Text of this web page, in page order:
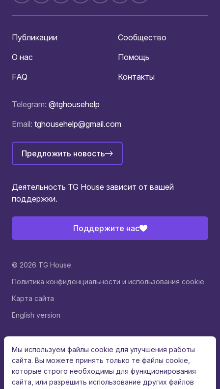
Telegram: @tghousehelp
Email: tghousehelp@gmail.com
Предложить новость
Публикации
Сообщество
О нас
Помощь
FAQ
Контакты
Деятельность TG House зависит от вашей
поддержки.
Поддержите нас
© 2026 TG House
Политика конфиденциальности и использования cookie
Карта сайта
English version
Мы используем файлы cookie для улучшения работы
сайта. Вы можете принять только те файлы cookie,
которые строго необходимы для функционирования
сайта, или разрешить использование других файлов